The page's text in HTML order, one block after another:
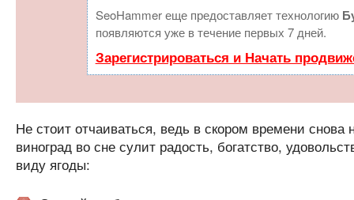
SeoHammer еще предоставляет технологию
появляются уже в течение первых 7 дней.
Зарегистрироваться и Начать
Не стоит отчаиваться, ведь в скором времени
виноград во сне сулит радость, богатство,
виду ягоды: